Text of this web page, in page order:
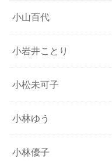
小山百代
小岩井ことり
小松未可子
小林ゆう
小林優子